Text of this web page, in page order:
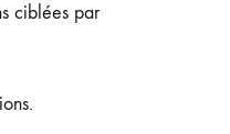
ciblées par